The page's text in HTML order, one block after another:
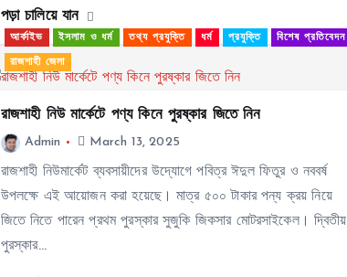
পড়া চালিয়ে যান
আর্কাইভ ইসলাম ও ধর্ম তথ্য প্রযুক্তি ধর্ম প্রযুক্তি বিশেষ প্রতিবেদন
রাজশাহী জেলা
রাজশাহী নিউ মার্কেটে পণ্য কিনে পুরষ্কার জিতে নিন
Admin March 13, 2025
রাজশাহী নিউমার্কেট ব্যবসায়ীদের উদ্যোগে পবিত্র ঈদুল ফিতুর ও নববর্ষ
উপলক্ষে এই আয়োজন করা হয়েছে। মাত্র ৫০০ টাকার পন্য ক্রয় নিয়ে
জিতে নিতে পারেন প্রথম পুরস্কার সুজুকি জিকসার মোটরসাইকেল। দ্বিতীয়
পুরস্কার…